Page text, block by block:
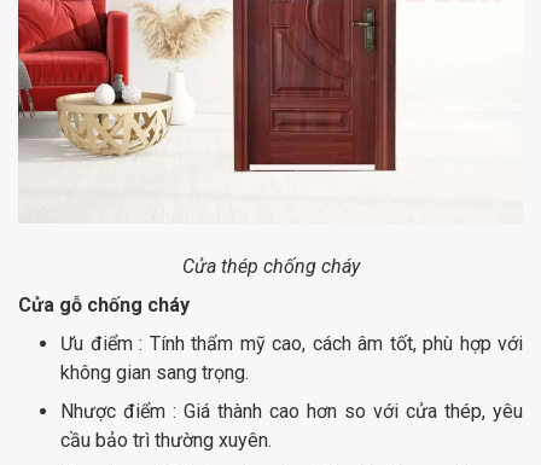
Cửa thép chống cháy
Cửa gỗ chống cháy
Ưu điểm : Tính thẩm mỹ cao, cách âm tốt, phù hợp với
không gian sang trọng.
Nhược điểm : Giá thành cao hơn so với cửa thép, yêu
cầu bảo trì thường xuyên.